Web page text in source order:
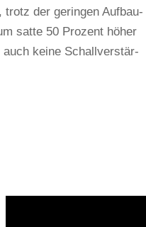
trotz der geringen Auf­bau­
satte 50 Pro­zent höher
auch keine Schall­ver­stär­